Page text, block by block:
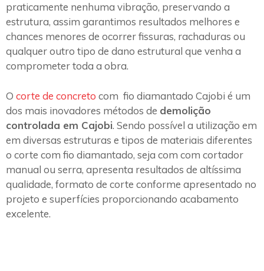
praticamente nenhuma vibração, preservando a
estrutura, assim garantimos resultados melhores e
chances menores de ocorrer fissuras, rachaduras ou
qualquer outro tipo de dano estrutural que venha a
comprometer toda a obra.
O corte de concreto com fio diamantado Cajobi é um
dos mais inovadores métodos de demolição
controlada em Cajobi. Sendo possível a utilização em
em diversas estruturas e tipos de materiais diferentes
o corte com fio diamantado, seja com com cortador
manual ou serra, apresenta resultados de altíssima
qualidade, formato de corte conforme apresentado no
projeto e superfícies proporcionando acabamento
excelente.